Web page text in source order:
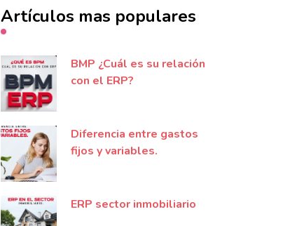
Artículos mas populares
BMP ¿Cuál es su relación
con el ERP?
Diferencia entre gastos
fijos y variables.
ERP sector inmobiliario